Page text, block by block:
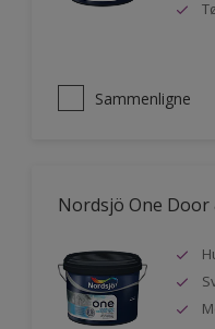
Sammenligne
Nordsjö One Door